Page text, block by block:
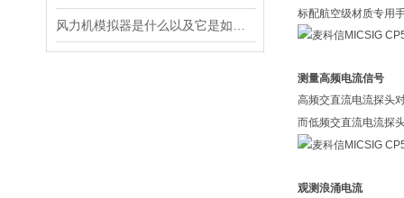
标配航空级材质专用
测量高频电流信号
高频交直流电流探头
而低频交直流电流探
观测浪涌电流